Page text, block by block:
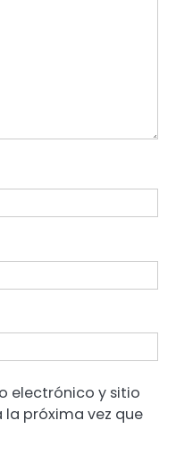
electrónico y sitio
próxima vez que